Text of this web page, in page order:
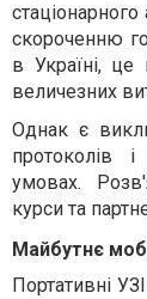
стаціонарного
скороченню
в Україні,
величезних
Однак є
протоколів
умовах.
курси та
Майбутнє
Портативні